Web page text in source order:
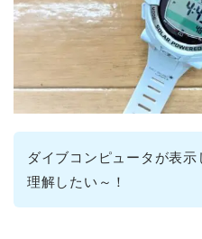
ダイブコンピュータが表示
理解したい～！